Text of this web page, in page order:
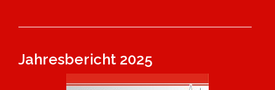
Jahresbericht 2025